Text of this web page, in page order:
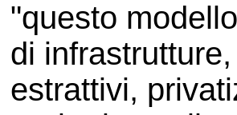
"questo
di
estrattivi,